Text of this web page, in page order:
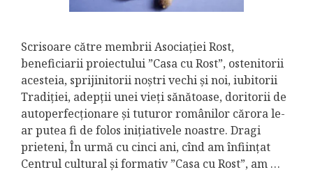
Scrisoare către membrii Asociației Rost,
beneficiarii proiectului ”Casa cu Rost”, ostenitorii
acesteia, sprijinitorii noștri vechi și noi, iubitorii
Tradiției, adepții unei vieți sănătoase, doritorii de
autoperfecționare și tuturor românilor cărora le-
ar putea fi de folos inițiativele noastre. Dragi
prieteni, În urmă cu cinci ani, cînd am înființat
Centrul cultural și formativ ”Casa cu Rost”, am …